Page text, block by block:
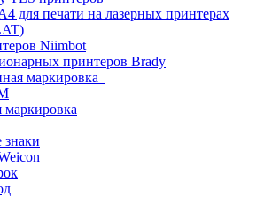
для печати на лазерных принтерах
Niimbot
принтеров Brady
маркировка
маркировка
знаки